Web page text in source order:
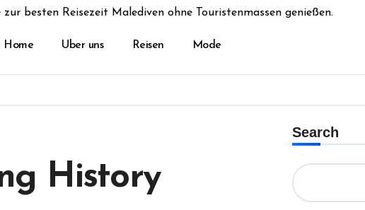
besten Reisezeit Malediven ohne Touristenmassen genießen.
Home Uber uns Reisen Mode
History
Search